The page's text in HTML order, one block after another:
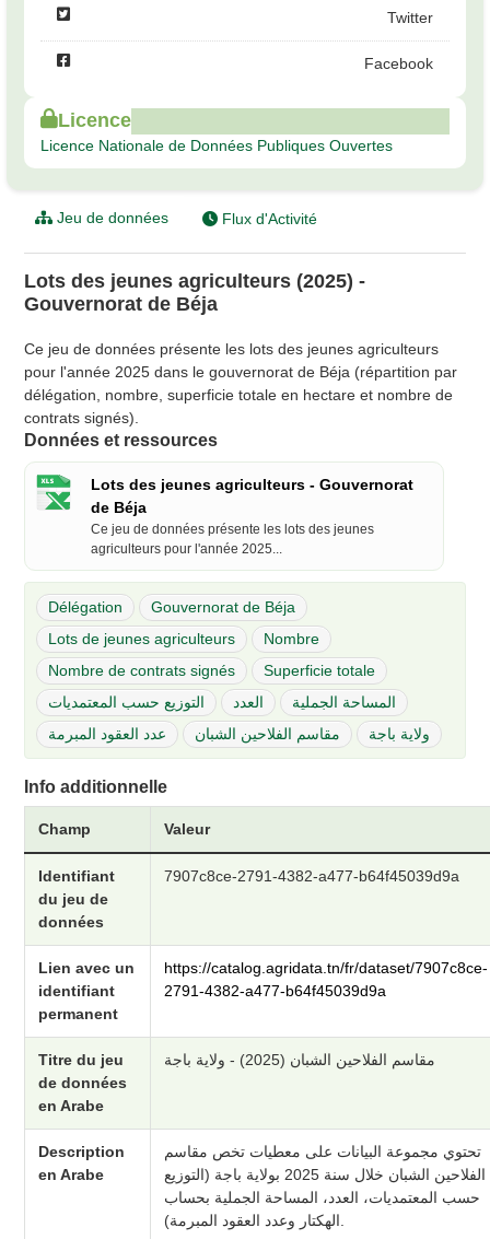
Twitter
Facebook
Licence
Licence Nationale de Données Publiques Ouvertes
Jeu de données Flux d'Activité
Lots des jeunes agriculteurs (2025) -
Gouvernorat de Béja
Ce jeu de données présente les lots des jeunes agriculteurs
pour l'année 2025 dans le gouvernorat de Béja (répartition par
délégation, nombre, superficie totale en hectare et nombre de
contrats signés).
Données et ressources
Lots des jeunes agriculteurs - Gouvernorat
de Béja
Ce jeu de données présente les lots des jeunes
agriculteurs pour l'année 2025...
Délégation
Gouvernorat de Béja
Lots de jeunes agriculteurs
Nombre
Nombre de contrats signés
Superficie totale
التوزيع حسب المعتمديات
العدد
المساحة الجملية
عدد العقود المبرمة
مقاسم الفلاحين الشبان ولاية باجة
Info additionnelle
Champ Valeur
Identifiant
du jeu de
données
7907c8ce-2791-4382-a477-b64f45039d9a
Lien avec un
identifiant
permanent
https://catalog.agridata.tn/fr/dataset/7907c8ce-
2791-4382-a477-b64f45039d9a
Titre du jeu
de données
en Arabe
مقاسم الفلاحين الشبان (2025) - ولاية باجة
Description
en Arabe
تحتوي مجموعة البيانات على معطيات تخص مقاسم
الفلاحين الشبان خلال سنة 2025 بولاية باجة (التوزيع
حسب المعتمديات، العدد، المساحة الجملية بحساب
الهكتار وعدد العقود المبرمة).